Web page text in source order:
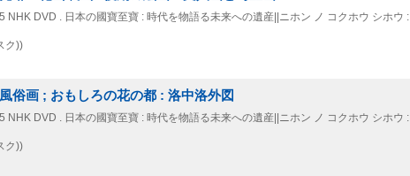
NHK DVD . 日本の國寶至寶 : 時代を物語る未来への遺産||ニホン ノ コクホウ シホウ
ク))
俗画 ; おもしろの花の都 : 洛中洛外図
NHK DVD . 日本の國寶至寶 : 時代を物語る未来への遺産||ニホン ノ コクホウ シホウ
ク))